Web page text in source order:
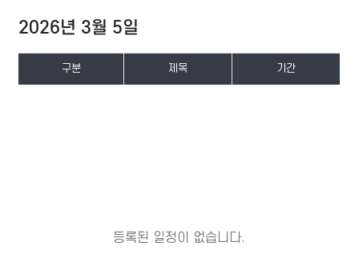
2026년 3월 5일
구분 제목 기간
등록된 일정이 없습니다.